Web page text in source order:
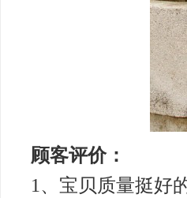
顾客评价：
1、宝贝质量挺好